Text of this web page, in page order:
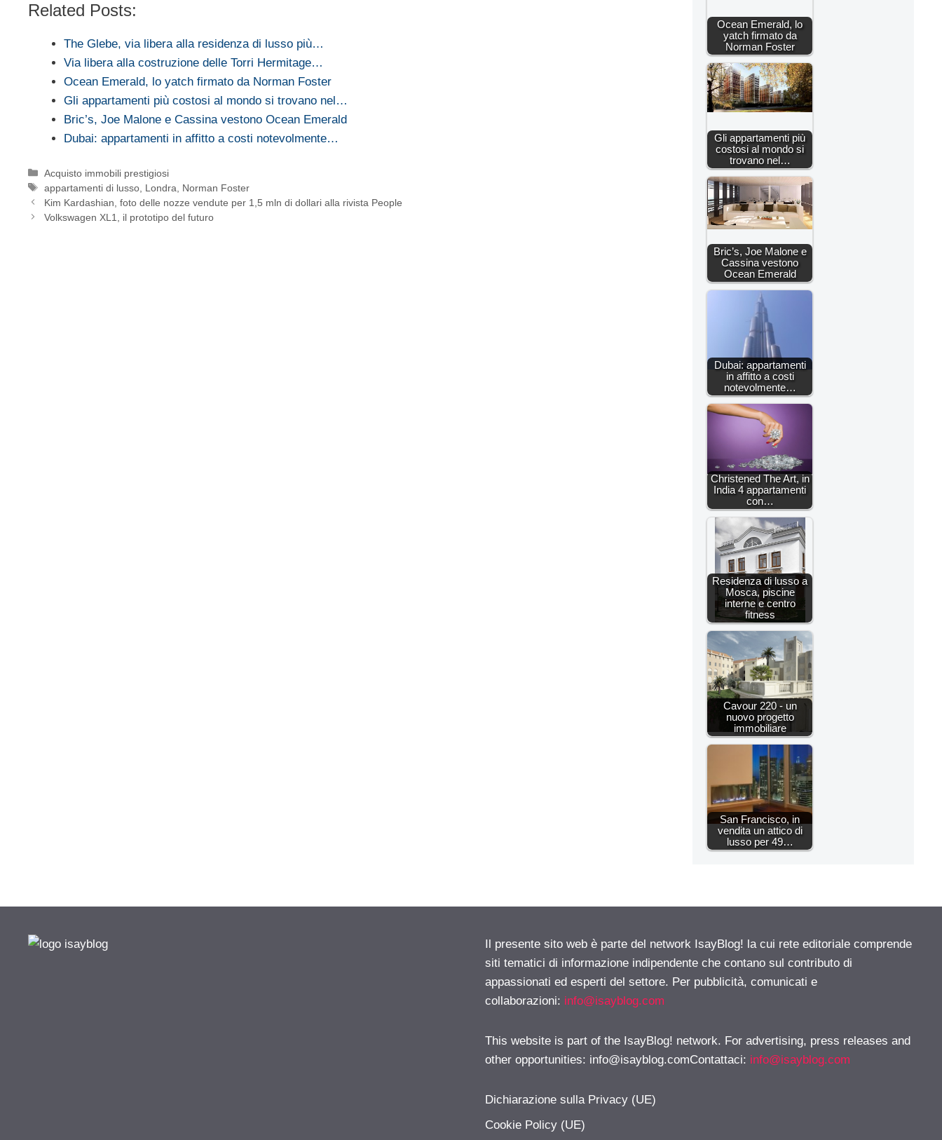
Related Posts:
The Glebe, via libera alla residenza di lusso più…
Via libera alla costruzione delle Torri Hermitage…
Ocean Emerald, lo yatch firmato da Norman Foster
Gli appartamenti più costosi al mondo si trovano nel…
Bric’s, Joe Malone e Cassina vestono Ocean Emerald
Dubai: appartamenti in affitto a costi notevolmente…
Categorie
Acquisto immobili prestigiosi
Tag
appartamenti di lusso Londra
Norman Foster
Kim Kardashian, foto delle nozze vendute per 1,5 mln di dollari alla rivista People
Volkswagen XL1, il prototipo del futuro
Ocean Emerald, lo
yatch firmato da
Norman Foster
Gli appartamenti più
costosi al mondo si
trovano nel…
Bric’s, Joe Malone e
Cassina vestono
Ocean Emerald
Dubai: appartamenti
in affitto a costi
notevolmente…
Christened The Art, in
India 4 appartamenti
con…
Residenza di lusso a
Mosca, piscine
interne e centro
fitness
Cavour 220 - un
nuovo progetto
immobiliare
San Francisco, in
vendita un attico di
lusso per 49…
Il presente sito web è parte del network IsayBlog! la cui rete editoriale comprende
siti tematici di informazione indipendente che contano sul contributo di
appassionati ed esperti del settore. Per pubblicità, comunicati e
collaborazioni: info@isayblog.com
This website is part of the IsayBlog! network. For advertising, press releases and
other opportunities: info@isayblog.comContattaci: info@isayblog.com
Dichiarazione sulla Privacy (UE)
Cookie Policy (UE)